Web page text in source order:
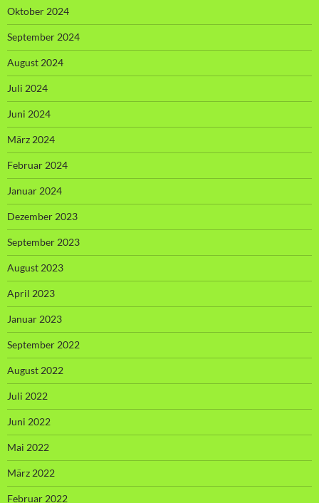
Oktober 2024
September 2024
August 2024
Juli 2024
Juni 2024
März 2024
Februar 2024
Januar 2024
Dezember 2023
September 2023
August 2023
April 2023
Januar 2023
September 2022
August 2022
Juli 2022
Juni 2022
Mai 2022
März 2022
Februar 2022